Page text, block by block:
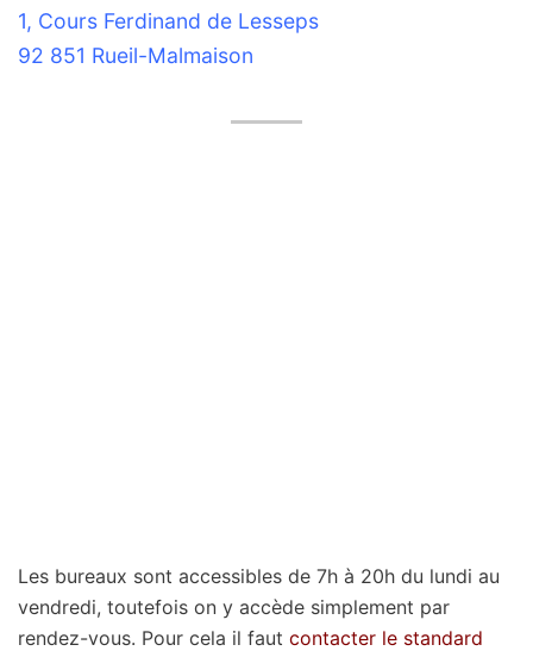
1, Cours Ferdinand de Lesseps
92 851 Rueil-Malmaison
Les bureaux sont accessibles de 7h à 20h du lundi au
vendredi, toutefois on y accède simplement par
rendez-vous. Pour cela il faut contacter le standard